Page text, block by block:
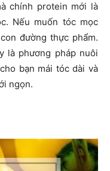
chính protein mới là
Nếu muốn tóc mọc
đường thực phẩm.
là phương pháp nuôi
bạn mái tóc dài và
ngọn.